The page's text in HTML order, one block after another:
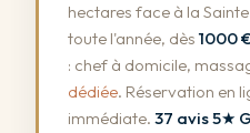
hectares face à la
toute l'année, dès1000
: chef à domicile,
dédiée. Réservation en
immédiate. 37 avis 5★